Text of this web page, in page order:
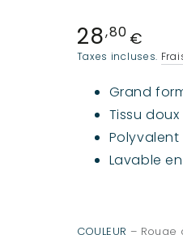
Prix
normal
28,80 €
Taxes incluses.
Grand
Tissu
Lavable
COULEUR – Rouge